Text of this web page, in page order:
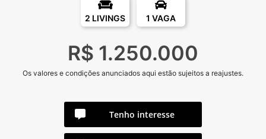
2 LIVINGS 1 VAGA
R$ 1.250.000
Os valores e condições anunciados aqui estão sujeitos a reajustes.
Tenho interesse